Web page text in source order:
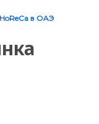
в ОАЭ